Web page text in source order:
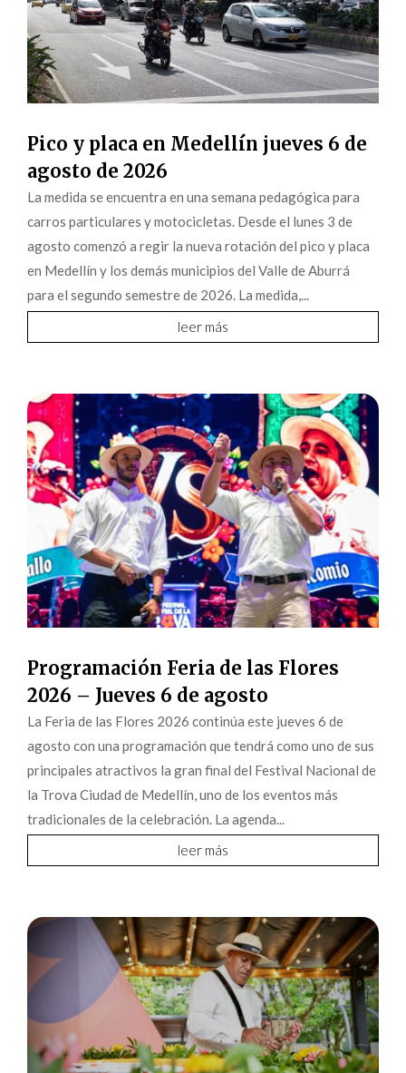
Pico y placa en Medellín jueves 6 de
agosto de 2026
La medida se encuentra en una semana pedagógica para
carros particulares y motocicletas. Desde el lunes 3 de
agosto comenzó a regir la nueva rotación del pico y placa
en Medellín y los demás municipios del Valle de Aburrá
para el segundo semestre de 2026. La medida,...
leer más
Programación Feria de las Flores
2026 – Jueves 6 de agosto
La Feria de las Flores 2026 continúa este jueves 6 de
agosto con una programación que tendrá como uno de sus
principales atractivos la gran final del Festival Nacional de
la Trova Ciudad de Medellín, uno de los eventos más
tradicionales de la celebración. La agenda...
leer más